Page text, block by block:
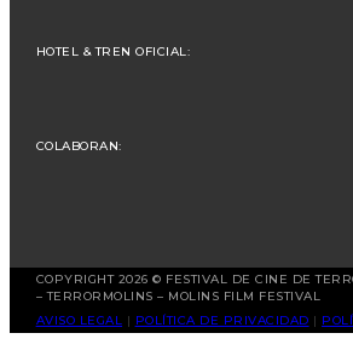
HOTEL & TREN OFICIAL:
COLABORAN:
COPYRIGHT 2026 © FESTIVAL DE CINE DE
– TERRORMOLINS – MOLINS FILM FESTIVAL
AVISO LEGAL | POLÍTICA DE PRIVACIDAD |